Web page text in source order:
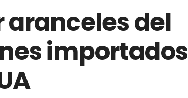
aranceles del
importados